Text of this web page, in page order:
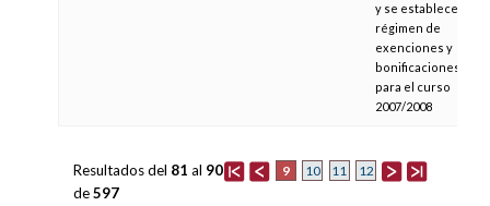
y se establece su
régimen de
exenciones y
bonificaciones
para el curso
2007/2008
9 10 11 12
Resultados del 81 al 90
de597